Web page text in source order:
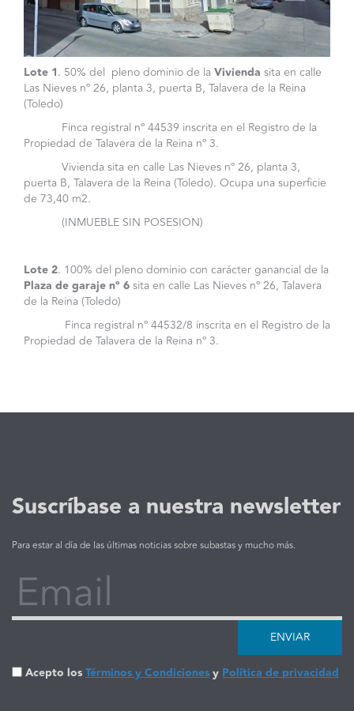
Lote 1. 50% del pleno dominio de la Vivienda sita en calle
Las Nieves nº 26, planta 3, puerta B, Talavera de la Reina
(Toledo)
Finca registral nº 44539 inscrita en el Registro de la
Propiedad de Talavera de la Reina nº 3.
Vivienda sita en calle Las Nieves nº 26, planta 3,
puerta B, Talavera de la Reina (Toledo). Ocupa una superficie
de 73,40 m2.
(INMUEBLE SIN POSESION)
Lote 2. 100% del pleno dominio con carácter ganancial de la
Plaza de garaje nº 6sita en calle Las Nieves nº 26, Talavera
de la Reina (Toledo)
Finca registral nº 44532/8 inscrita en el Registro de la
Propiedad de Talavera de la Reina nº 3.
Suscríbase a nuestra newsletter
Para estar al día de las últimas noticias sobre subastas y mucho más.
Email
ENVIAR
Acepto losTérminos y CondicionesyPolítica de privacidad